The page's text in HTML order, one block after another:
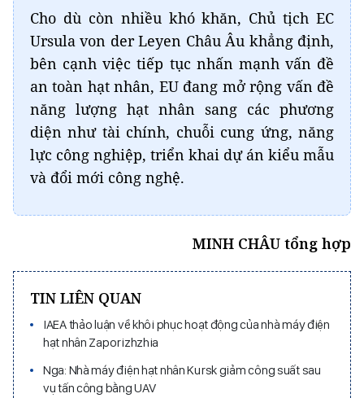
Cho dù còn nhiều khó khăn, Chủ tịch EC
Ursula von der Leyen Châu Âu khẳng định,
bên cạnh việc tiếp tục nhấn mạnh vấn đề
an toàn hạt nhân, EU đang mở rộng vấn đề
năng lượng hạt nhân sang các phương
diện như tài chính, chuỗi cung ứng, năng
lực công nghiệp, triển khai dự án kiểu mẫu
và đổi mới công nghệ.
MINH CHÂU tổng hợp
TIN LIÊN QUAN
IAEA thảo luận về khôi phục hoạt động của nhà máy điện
hạt nhân Zaporizhzhia
Nga: Nhà máy điện hạt nhân Kursk giảm công suất sau
vụ tấn công bằng UAV